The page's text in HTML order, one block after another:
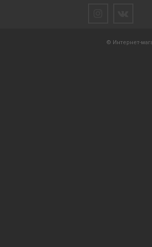
© Интернет-